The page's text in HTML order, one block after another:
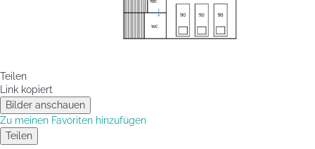
Teilen
Link kopiert
Bilder anschauen
Zu meinen Favoriten hinzufügen
Teilen